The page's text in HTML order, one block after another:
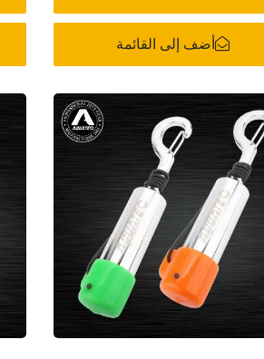
أضف إلى القائمة
سترة نجاة عائمة UDT/NAVY